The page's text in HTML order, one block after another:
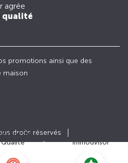
de
Qualité
Immodvisor
agrée
qualité
promotions ainsi que des
maison
droits réservés
cookies